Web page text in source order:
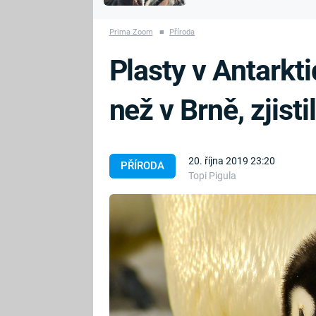
PRVNÍ SVĚTOVÁ
BRITSKÁ
RODINA
Prima Zoom ■ Příroda
PŘÍRODA
20. října 2019 23:20
Topi Pigula
Plasty v
než v Brně,